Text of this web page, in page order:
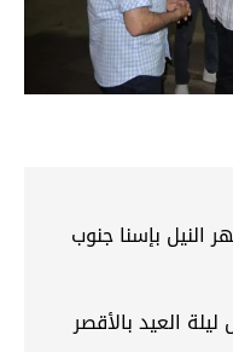
النيل بإسنا جنوب
العيد بالأقصر